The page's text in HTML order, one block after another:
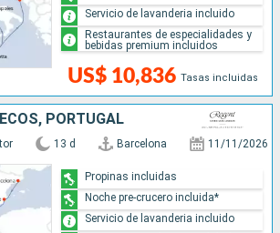
US$ 10,836 Tasas incluidas
Servicio de lavanderia incluido
Restaurantes de especialidades y
bebidas premium incluidos
PORTUGAL
13 d Barcelona 11/11/2026
Propinas incluidas
Noche pre-crucero incluida*
Servicio de lavanderia incluido